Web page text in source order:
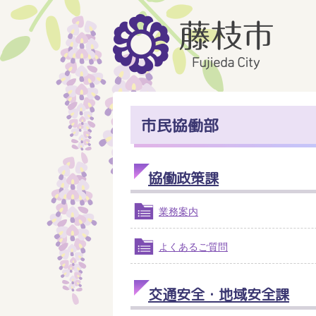
市民協働部
協働政策課
業務案内
よくあるご質問
交通安全・地域安全課